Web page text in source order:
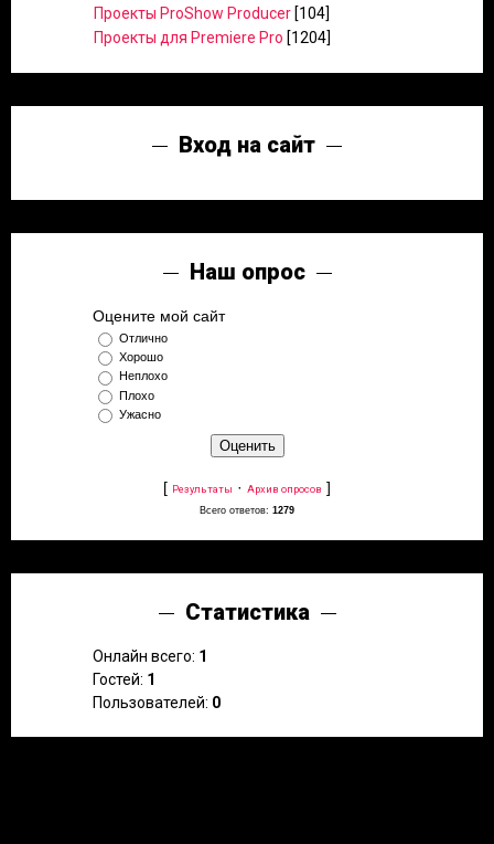
Проекты ProShow Producer [104]
Проекты для Premiere Pro [1204]
Вход на сайт
Наш опрос
Оцените мой сайт
Отлично
Хорошо
Неплохо
Плохо
Ужасно
[ Результаты · Архив опросов ]
Всего ответов: 1279
Статистика
Онлайн всего: 1
Гостей: 1
Пользователей: 0